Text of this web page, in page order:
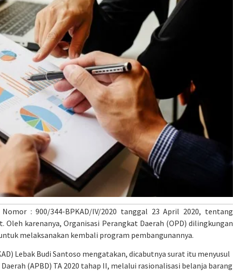
: 900/344-BPKAD/IV/2020 tanggal 23 April 2020, tentang
Oleh karenanya, Organisasi Perangkat Daerah (OPD) dilingkungan
melaksanakan kembali program pembangunannya.
Lebak Budi Santoso mengatakan, dicabutnya surat itu menyusul
(APBD) TA 2020 tahap II, melalui rasionalisasi belanja barang